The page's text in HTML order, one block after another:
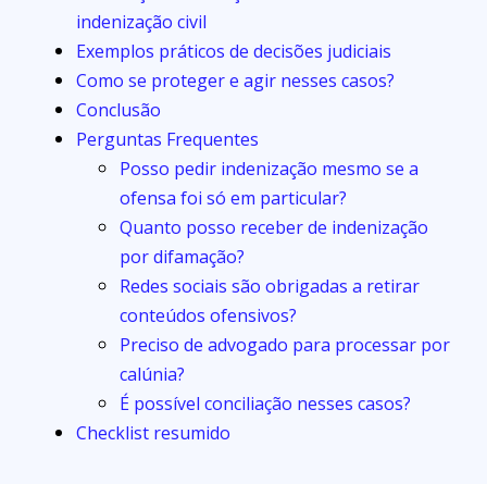
indenização civil
Exemplos práticos de decisões judiciais
Como se proteger e agir nesses casos?
Conclusão
Perguntas Frequentes
Posso pedir indenização mesmo se a
ofensa foi só em particular?
Quanto posso receber de indenização
por difamação?
Redes sociais são obrigadas a retirar
conteúdos ofensivos?
Preciso de advogado para processar por
calúnia?
É possível conciliação nesses casos?
Checklist resumido